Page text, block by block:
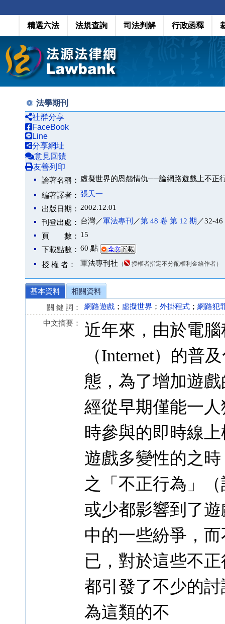
精選六法 法規查詢 司法判解 行政函釋
法學期刊
社群分享
FaceBook
Line
分享網址
意見回饋
友善列印
論著名稱： 虛擬世界的恩怨情仇──論網路遊戲上不正
編著譯者： 張天一
出版日期： 2002.12.01
刊登出處： 台灣／軍法專刊 ／第 48 卷 第 12 期 ／32-46
頁 數： 15
下載點數： 60 點
授 權 者： 軍法專刊社 （ 授權者指定不分配權利金給作者）
基本資料
相關資料
關 鍵 詞：
網路遊戲 ； 虛擬世界 ； 外掛程式 ； 網路犯
中文摘要：
近年來，由於電
（Internet）的普
態，為了增加遊
經從早期僅能一
時參與的即時線
遊戲多變性的之
之「不正行為」
或少都影響到了
中的一些紛爭，
已，對於這些不
都引發了不少的
為這類的不